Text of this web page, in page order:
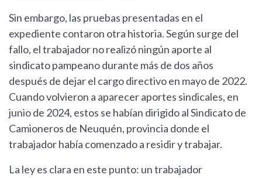
Sin embargo, las pruebas presentadas en el
expediente contaron otra historia. Según surge del
fallo, el trabajador no realizó ningún aporte al
sindicato pampeano durante más de dos años
después de dejar el cargo directivo en mayo de 2022.
Cuando volvieron a aparecer aportes sindicales, en
junio de 2024, estos se habían dirigido al Sindicato de
Camioneros de Neuquén, provincia donde el
trabajador había comenzado a residir y trabajar.
La ley es clara en este punto: un trabajador